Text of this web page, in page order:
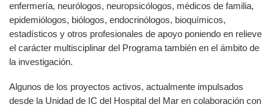
enfermería, neurólogos, neuropsicólogos, médicos de familia,
epidemiólogos, biólogos, endocrinólogos, bioquímicos,
estadísticos y otros profesionales de apoyo poniendo en relieve
el carácter multisciplinar del Programa también en el ámbito de
la investigación.
Algunos de los proyectos activos, actualmente impulsados
desde la Unidad de IC del Hospital del Mar en colaboración con